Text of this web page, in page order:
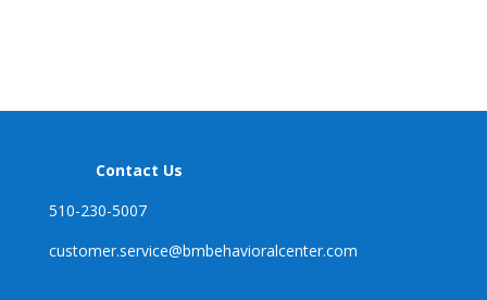
Contact Us
510-230-5007
customer.service@bmbehavioralcenter.com